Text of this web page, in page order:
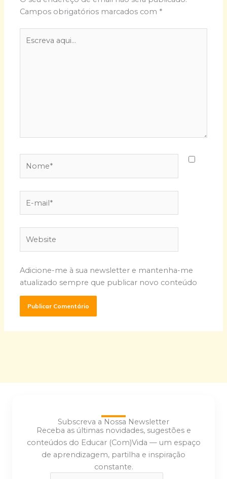
Campos obrigatórios marcados com *
mail*
Adicione-me à sua newsletter e mantenha-me
atualizado sempre que publicar novo conteúdo
Subscreva a Nossa Newsletter
Receba as últimas novidades, sugestões e
conteúdos do Educar (Com)Vida — um espaço
de aprendizagem, partilha e inspiração
constante.